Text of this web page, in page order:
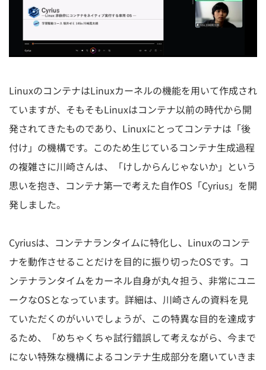
LinuxのコンテナはLinuxカーネルの機能を用いて作成され
ていますが、そもそもLinuxはコンテナ以前の時代から開
発されてきたものであり、Linuxにとってコンテナは「後
付け」の機構です。このため生じているコンテナ生成過程
の複雑さに川崎さんは、「けしからんじゃないか」という
思いを抱き、コンテナ第一で考えた自作OS「Cyrius」を開
発しました。
Cyriusは、コンテナランタイムに特化し、Linuxのコンテ
ナを動作させることだけを目的に振り切ったOSです。コ
ンテナランタイムをカーネル自身が丸々担う、非常にユニ
ークなOSとなっています。詳細は、川崎さんの資料を見
ていただくのがいいでしょうが、この特異な目的を達成す
るため、「めちゃくちゃ試行錯誤して考えながら、今まで
にない特殊な機構によるコンテナ生成部分を磨いていきま